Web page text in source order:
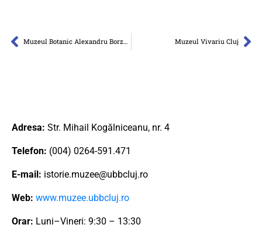
Muzeul Botanic Alexandru Borza Cluj-Napoca Muzeul Vivariu Cluj
Adresa: Str. Mihail Kogălniceanu, nr. 4
Telefon: (004) 0264-591.471
E-mail: istorie.muzee@ubbcluj.ro
Web: www.muzee.ubbcluj.ro
Orar: Luni–Vineri: 9:30 – 13:30